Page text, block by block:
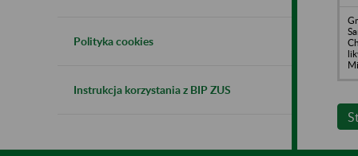
Polityka cookies
Instrukcja korzystania z BIP ZUS